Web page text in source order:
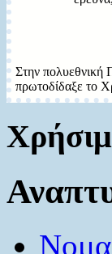
Στην πολυεθνική
πρωτοδίδαξε το